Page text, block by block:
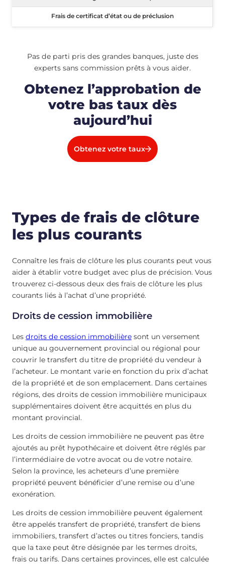
Frais de certificat d’état ou de
Frais de certificat d’état ou de préclusion
Pas de parti pris des grandes banques, juste des
experts sans commission prêts à vous aider.
Obtenez l’approbation de
votre bas taux dès
aujourd’hui
Obtenez votre taux
Types de frais de clôture
les plus courants
Connaître les frais de clôture les plus courants peut vous
aider à établir votre budget avec plus de précision. Vous
trouverez ci-dessous deux des frais de clôture les plus
courants liés à l’achat d’une propriété.
Droits de cession immobilière
Les droits de cession immobilière sont un versement
unique au gouvernement provincial ou régional pour
couvrir le transfert du titre de propriété du vendeur à
l’acheteur. Le montant varie en fonction du prix d’achat
de la propriété et de son emplacement. Dans certaines
régions, des droits de cession immobilière municipaux
supplémentaires doivent être acquittés en plus du
montant provincial.
Les droits de cession immobilière ne peuvent pas être
ajoutés au prêt hypothécaire et doivent être réglés par
l’intermédiaire de votre avocat ou de votre notaire.
Selon la province, les acheteurs d’une première
propriété peuvent bénéficier d’une remise ou d’une
exonération.
Les droits de cession immobilière peuvent également
être appelés transfert de propriété, transfert de biens
immobiliers, transfert d’actes ou titres fonciers, tandis
que la taxe peut être désignée par les termes droits,
frais ou tarifs. Dans certaines provinces, elle est calculée